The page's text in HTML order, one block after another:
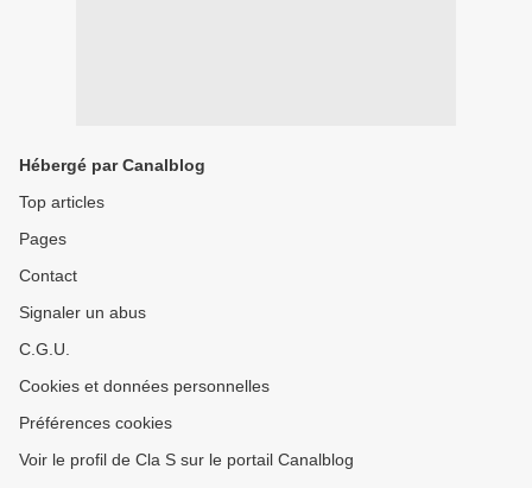
Hébergé par Canalblog
Top articles
Pages
Contact
Signaler un abus
C.G.U.
Cookies et données personnelles
Préférences cookies
Voir le profil de Cla S sur le portail Canalblog